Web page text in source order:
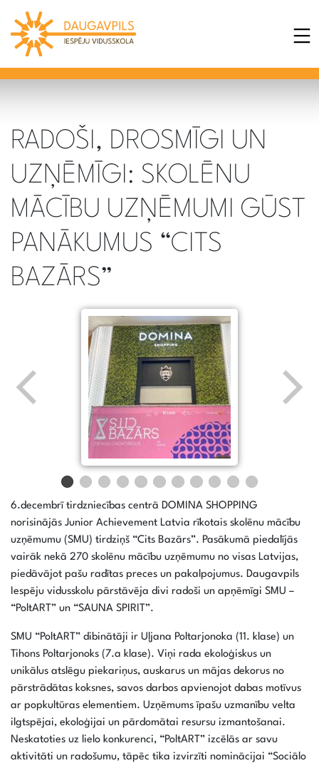
RADOŠI, DROSMĪGI UN
UZŅĒMĪGI: SKOLĒNU
MĀCĪBU UZŅĒMUMI GŪST
PANĀKUMUS “CITS
BAZĀRS”
6.decembrī tirdzniecības centrā DOMINA SHOPPING
norisinājās Junior Achievement Latvia rīkotais skolēnu mācību
uzņēmumu (SMU) tirdziņš “Cits Bazārs”. Pasākumā piedalījās
vairāk nekā 270 skolēnu mācību uzņēmumu no visas Latvijas,
piedāvājot pašu radītas preces un pakalpojumus. Daugavpils
Iespēju vidusskolu pārstāvēja divi radoši un apņēmīgi SMU –
“PoltART” un “SAUNA SPIRIT”.
SMU “PoltART” dibinātāji ir Uļjana Poltarjonoka (11. klase) un
Tihons Poltarjonoks (7.a klase). Viņi rada ekoloģiskus un
unikālus atslēgu piekariņus, auskarus un mājas dekorus no
pārstrādātas koksnes, savos darbos apvienojot dabas motīvus
ar popkultūras elementiem. Uzņēmums īpašu uzmanību velta
ilgtspējai, ekoloģijai un pārdomātai resursu izmantošanai.
Neskatoties uz lielo konkurenci, “PoltART” izcēlās ar savu
aktivitāti un radošumu, tāpēc tika izvirzīti nominācijai “Sociālo